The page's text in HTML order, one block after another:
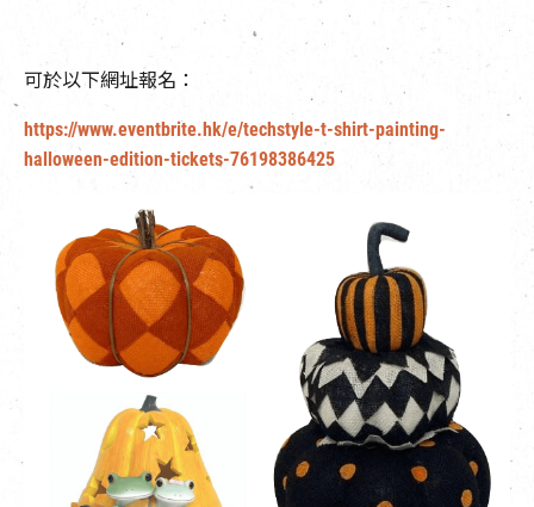
可於以下網址報名：
https://www.eventbrite.hk/e/techstyle-t-shirt-painting-
halloween-edition-tickets-76198386425